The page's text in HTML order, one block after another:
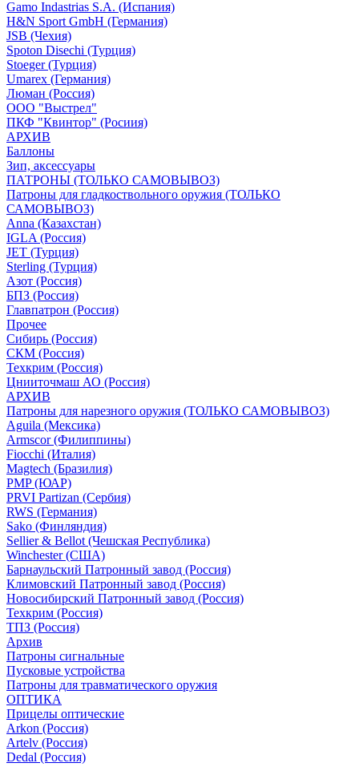
Gamo Indastrias S.A. (Испания)
H&N Sport GmbH (Германия)
JSB (Чехия)
Spoton Disechi (Турция)
Stoeger (Турция)
Umarex (Германия)
Люман (Россия)
ООО "Выстрел"
ПКФ "Квинтор" (Росиия)
АРХИВ
Баллоны
Зип, аксессуары
ПАТРОНЫ (ТОЛЬКО САМОВЫВОЗ)
Патроны для гладкоствольного оружия (ТОЛЬКО
САМОВЫВОЗ)
Anna (Казахстан)
IGLA (Россия)
JET (Турция)
Sterling (Турция)
Азот (Россия)
БПЗ (Россия)
Главпатрон (Россия)
Прочее
Сибирь (Россия)
СКМ (Россия)
Техкрим (Россия)
Цнииточмаш АО (Россия)
АРХИВ
Патроны для нарезного оружия (ТОЛЬКО САМОВЫВОЗ)
Aguila (Мексика)
Armscor (Филиппины)
Fiocchi (Италия)
Magtech (Бразилия)
PMP (ЮАР)
PRVI Partizan (Сербия)
RWS (Германия)
Sako (Финляндия)
Sellier & Bellot (Чешская Республика)
Winchester (США)
Барнаульский Патронный завод (Россия)
Климовский Патронный завод (Россия)
Новосибирский Патронный завод (Россия)
Техкрим (Россия)
ТПЗ (Россия)
Архив
Патроны сигнальные
Пусковые устройства
Патроны для травматического оружия
ОПТИКА
Прицелы оптические
Arkon (Россия)
Artelv (Россия)
Dedal (Россия)